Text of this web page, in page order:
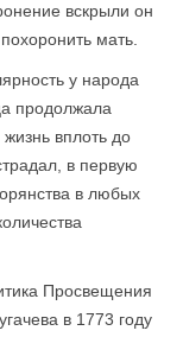
вскрыли он
мать.
у народа
продолжала
вплоть до
в первую
в любых
Просвещения
в 1773 году